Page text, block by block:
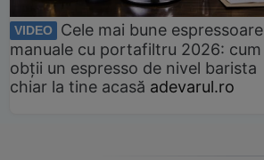
VIDEO
Cele mai bune espressoare
manuale cu portafiltru 2026: cum
obții un espresso de nivel barista
chiar la tine acasă adevarul.ro